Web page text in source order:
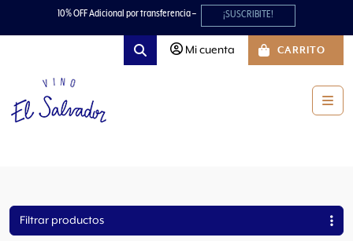
Skip to content
Skip to footer10% OFF Adicional por transferencia – ¡SUSCRIBITE!
Search
Mi cuenta CARRITO
Filtrar productos